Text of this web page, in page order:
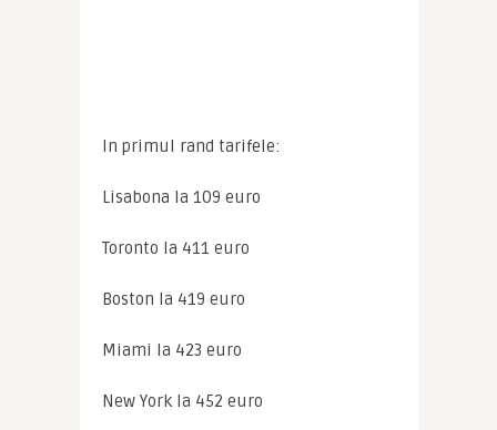
In primul rand tarifele:
Lisabona la 109 euro
Toronto la 411 euro
Boston la 419 euro
Miami la 423 euro
New York la 452 euro